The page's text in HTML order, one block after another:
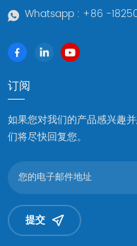
Whatsapp : +86 -
订阅
如果您对我们的产品感兴趣
们将尽快回复您。
提交